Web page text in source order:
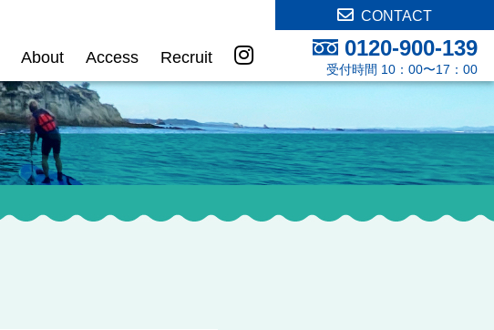
About Access Recruit
CONTACT
0120-900-139
受付時間 10：00〜17：00